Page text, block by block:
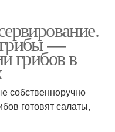
грибы —
грибов в
собственноручно
готовят салаты,